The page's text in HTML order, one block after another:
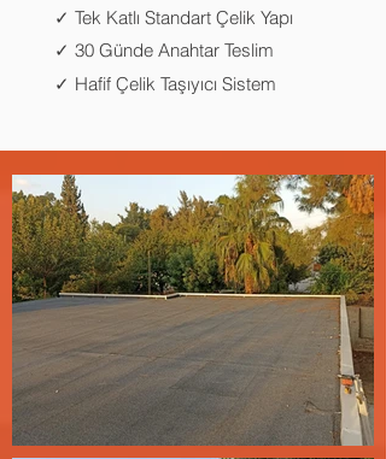
✓ Tek Katlı Standart Çelik Yapı
✓ 30 Günde Anahtar Teslim
✓ Hafif Çelik Taşıyıcı Sistem